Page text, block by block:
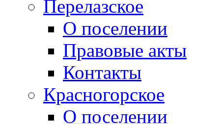
Перелазское
О поселении
Правовые акты
Контакты
Красногорское
О поселении